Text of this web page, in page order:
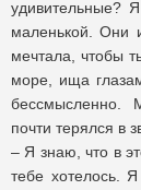
удивительные?
маленькой. Они
мечтала, чтобы
море, ища
бессмысленно.
почти терялся в
– Я знаю, что в
тебе хотелось.